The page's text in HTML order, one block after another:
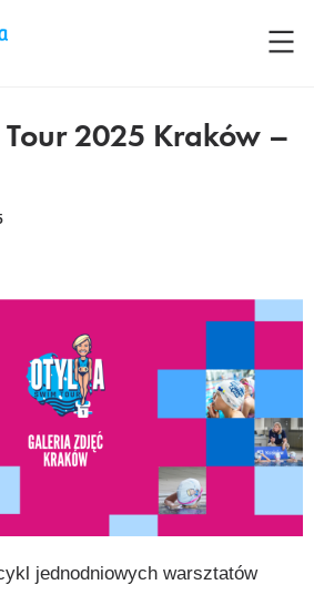
2025 Kraków –
jednodniowych warsztatów